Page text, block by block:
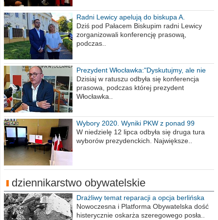
Radni Lewicy apelują do biskupa A.
Wiesława Meringa
Dziś pod Pałacem Biskupim radni Lewicy
zorganizowali konferencję prasową,
podczas..
Prezydent Włocławka:"Dyskutujmy, ale nie
obrażajmy się”
Dzisiaj w ratuszu odbyła się konferencja
prasowa, podczas której prezydent
Włocławka..
Wybory 2020. Wyniki PKW z ponad 99
procent obwodów
W niedzielę 12 lipca odbyła się druga tura
wyborów prezydenckich. Największe..
dziennikarstwo obywatelskie
Drażliwy temat reparacji a opcja berlińska
Nowoczesna i Platforma Obywatelska dość
histerycznie oskarża szeregowego posła..